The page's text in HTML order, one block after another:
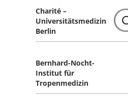
Charité –
Universitätsmedizin
Berlin
Bernhard-Nocht-
Institut für
Tropenmedizin